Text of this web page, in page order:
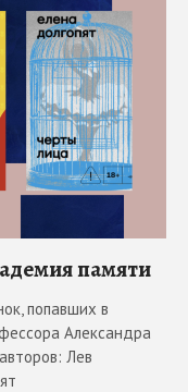
памяти
попавших в
Александра
Лев